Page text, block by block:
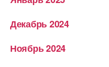
Декабрь 2024
Ноябрь 2024